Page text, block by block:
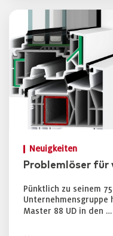
Neuigkeiten
Problemlöser für
Pünktlich zu seinem
Unternehmensgruppe
Master 88 UD in den …